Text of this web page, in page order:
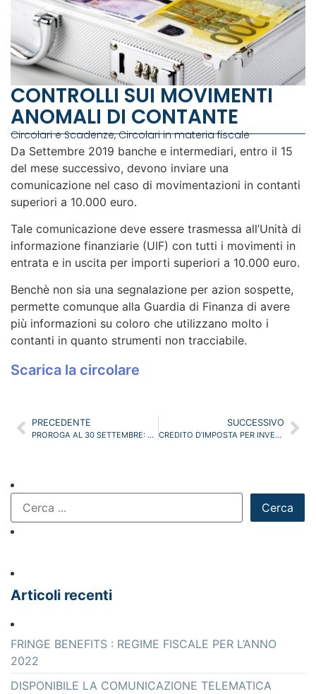
CONTROLLI SUI MOVIMENTI
ANOMALI DI CONTANTE
Circolari e Scadenze,Circolari in materia fiscale
Da Settembre 2019 banche e intermediari, entro il 15
del mese successivo, devono inviare una
comunicazione nel caso di movimentazioni in contanti
superiori a 10.000 euro.
Tale comunicazione deve essere trasmessa all’Unità di
informazione finanziarie (UIF) con tutti i movimenti in
entrata e in uscita per importi superiori a 10.000 euro.
Benchè non sia una segnalazione per azion sospette,
permette comunque alla Guardia di Finanza di avere
più informazioni su coloro che utilizzano molto i
contanti in quanto strumenti non tracciabile.
Scarica la circolare
PRECEDENTE
PROROGA AL 30 SETTEMBRE: CHIARITE LE DATE E LE MODALITA’ DEL VERSAMENTO RATEALE
SUCCESSIVO
CREDITO D’IMPOSTA PER INVESTIMENTI PUBBLICITARI
Cerca
Articoli recenti
FRINGE BENEFITS : REGIME FISCALE PER L’ANNO
2022
DISPONIBILE LA COMUNICAZIONE TELEMATICA